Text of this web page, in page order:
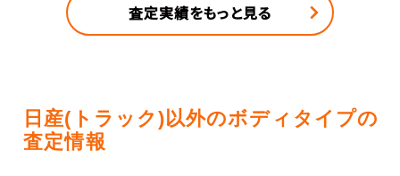
査定実績をもっと見る
日産(トラック)以外のボディタイプの
査定情報